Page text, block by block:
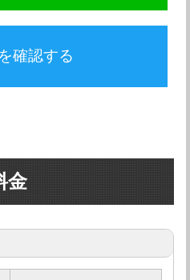
確認する
金